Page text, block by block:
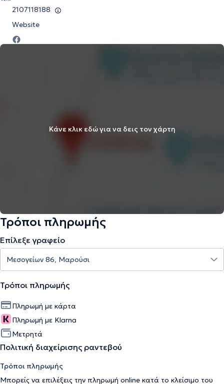
2107118188
Website
Κάνε κλικ εδώ για να δεις τον χάρτη
Τρόποι πληρωμής
Επίλεξε γραφείο
Τρόποι πληρωμής
Πληρωμή με κάρτα
Πληρωμή με Klarna
Μετρητά
Πολιτική διαχείρισης ραντεβού
Τρόποι πληρωμής
Μπορείς να επιλέξεις την πληρωμή online κατά το κλείσιμο του